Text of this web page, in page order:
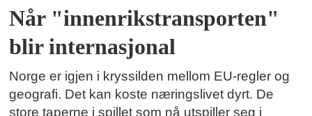
Når "innenrikstransporten"
blir internasjonal
Norge er igjen i kryssilden mellom EU-regler og
geografi. Det kan koste næringslivet dyrt. De
store taperne i spillet som nå utspiller seg i